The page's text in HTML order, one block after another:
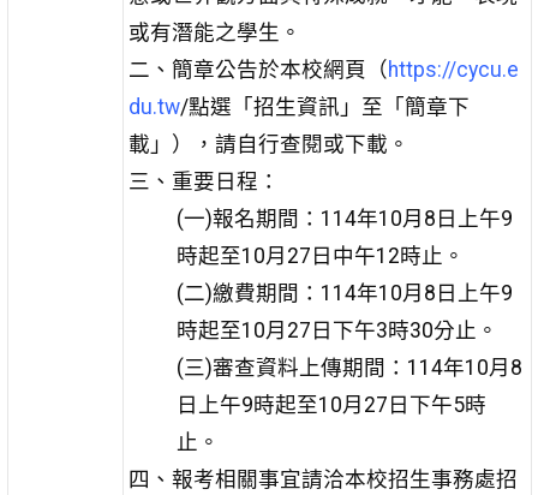
或有潛能之學生。
二、簡章公告於本校網頁（ https://cycu.e
du.tw/點選「招生資訊」至「簡章下
載」），請自行查閱或下載。
三、重要日程：
(一)報名期間：114年10月8日上午9
時起至10月27日中午12時止。
(二)繳費期間：114年10月8日上午9
時起至10月27日下午3時30分止。
(三)審查資料上傳期間：114年10月8
日上午9時起至10月27日下午5時
止。
四、報考相關事宜請洽本校招生事務處招